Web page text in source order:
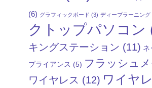
(6) グラフィックボード (3) ディープラーニング
クトップパソコン
キングステーション (11) ネ
プライアンス (5) フラッシュメ
ワイヤレス (12) ワイヤ